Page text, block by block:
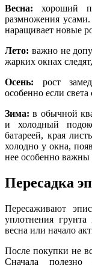
Весна: хороший
размножения
наращивает новые
Лето: важно не
жарких окнах
Осень: рост
особенно если
Зима: в обычной
и холодный
батареей, края
холодно у окна,
нее особенно важны
Пересадка
Пересаживают
уплотнения
весна или начало
После покупки не
Сначала